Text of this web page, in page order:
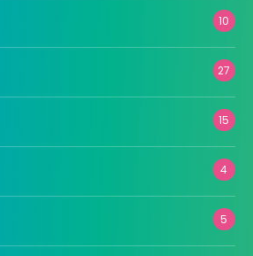
10
27
15
4
5